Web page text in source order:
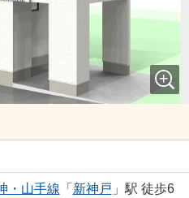
・山手線 「 新神戸 」駅 徒歩6